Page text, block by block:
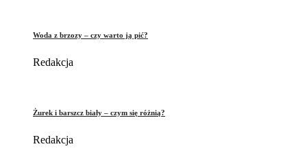
Woda z brzozy – czy warto ją pić?
Redakcja
Żurek i barszcz biały – czym się różnią?
Redakcja